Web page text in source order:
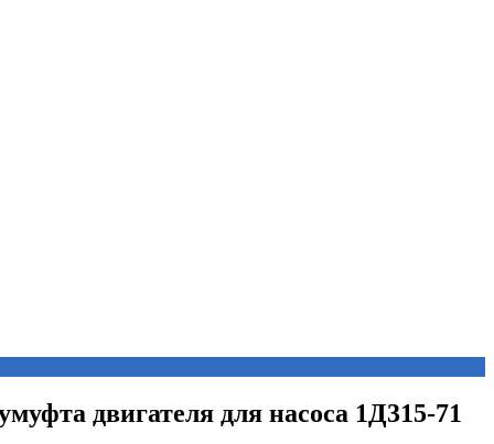
двигателя для насоса 1Д315-71